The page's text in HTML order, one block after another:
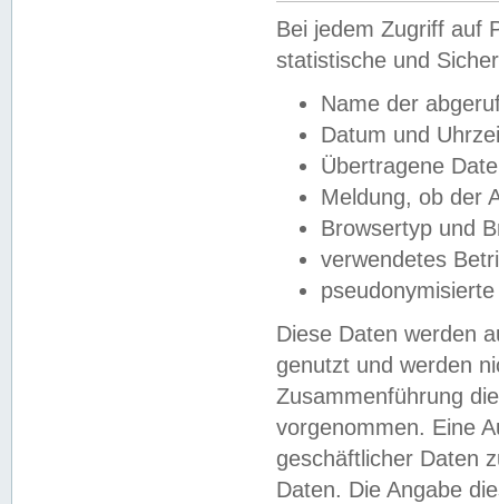
Bei jedem Zugriff auf
statistische und
Name der
Datum und
Übertragene
Meldung, ob der
Browsertyp und
verwendetes
Diese Daten werden
genutzt und werden
Zusammenführung
vorgenommen. Eine
geschäftlicher Daten
Daten. Die Angabe